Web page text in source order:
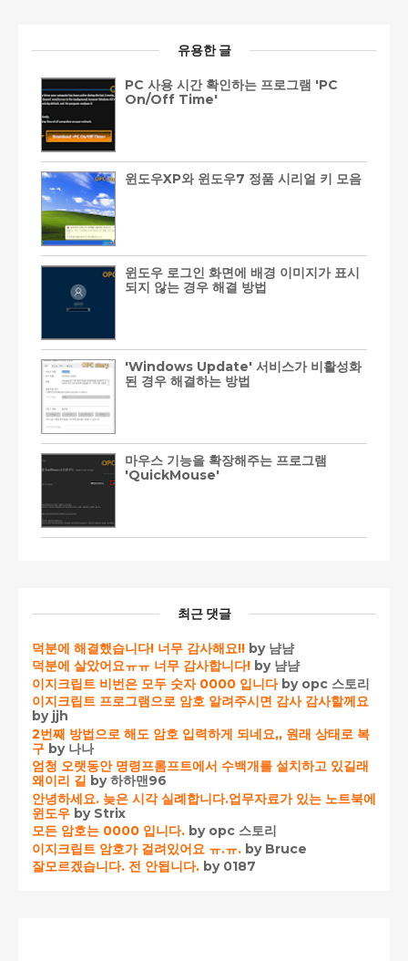
유용한 글
PC 사용 시간 확인하는 프로그램 'PC
On/Off Time'
윈도우XP와 윈도우7 정품 시리얼 키 모음
윈도우 로그인 화면에 배경 이미지가 표시
되지 않는 경우 해결 방법
'Windows Update' 서비스가 비활성화
된 경우 해결하는 방법
마우스 기능을 확장해주는 프로그램
'QuickMouse'
최근 댓글
덕분에 해결했습니다! 너무 감사해요!! by 냠냠
덕분에 살았어요ㅠㅠ 너무 감사합니다! by 냠냠
이지크립트 비번은 모두 숫자 0000 입니다by opc 스토리
이지크립트 프로그램으로 암호 알려주시면 감사 감사할께요
by jjh
2번째 방법으로 해도 암호 입력하게 되네요,, 원래 상태로 복
구 by 나나
엄청 오랫동안 명령프롬프트에서 수백개를 설치하고 있길래
왜이리 길 by 하하맨96
안녕하세요. 늦은 시각 실례합니다.업무자료가 있는 노트북에
윈도우 by Strix
모든 암호는 0000 입니다. by opc 스토리
이지크립트 암호가 걸려있어요 ㅠ.ㅠ. by Bruce
잘모르겠습니다. 전 안됩니다. by 0187